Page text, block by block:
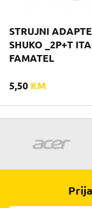
STRUJNI
SHUKO _2P+T
FAMATEL
5,50 KM